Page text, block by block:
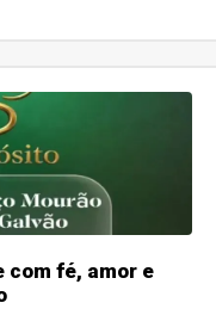
com fé, amor e